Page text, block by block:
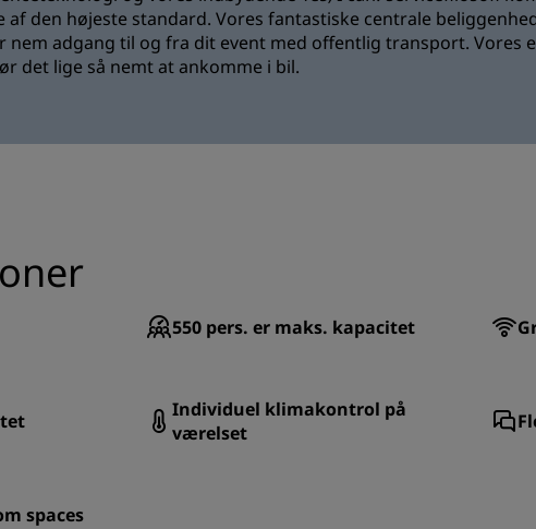
den højeste standard. Vores fantastiske centrale
nem adgang til og fra dit event med offentlig transport. Vores
det lige så nemt at ankomme i bil.
550 pers. er maks. kapacitet
Individuel klimakontrol på
værelset
spaces